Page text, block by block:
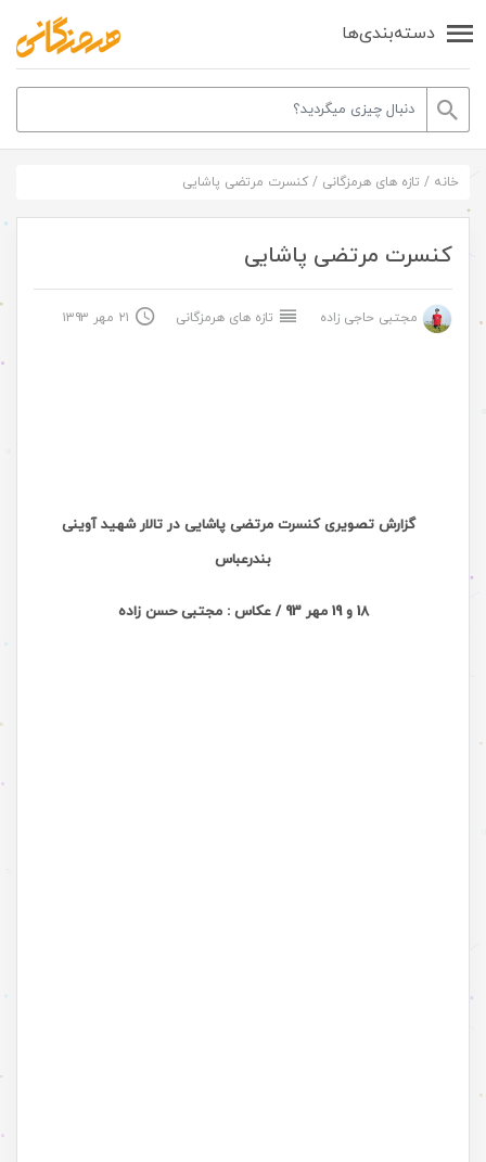
دسته‌بندی‌ها
خانه / تازه های هرمزگانی / کنسرت مرتضی پاشایی
کنسرت مرتضی پاشایی
مجتبی حاجی زاده تازه های هرمزگانی ۲۱ مهر ۱۳۹۳
گزارش تصویری کنسرت مرتضی پاشایی در تالار شهید آوینی
بندرعباس
18 و 19 مهر 93 / عکاس : مجتبی حسن زاده